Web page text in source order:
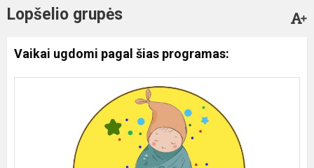
Lopšelio grupės
Vaikai ugdomi pagal šias programas: